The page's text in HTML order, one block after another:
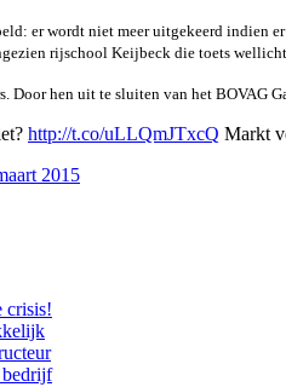
er wordt niet meer uitgekeerd indien er
rijschool Keijbeck die toets
hen uit te sluiten van het BOVAG
http://t.co/uLLQmJTxcQ Markt
2015
crisis!
bedrijf